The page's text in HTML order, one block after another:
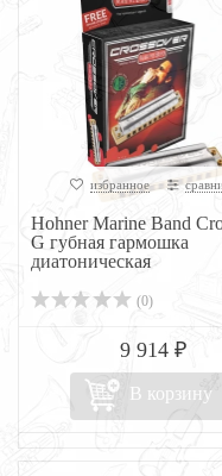
избранное
Hohner Marine Band
G губная гармошка
диатоническая
(0)
9 914 ₽
В корзину